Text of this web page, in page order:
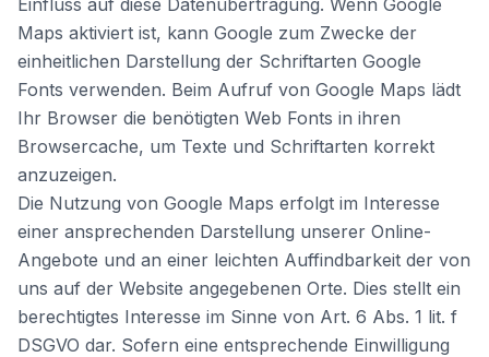
Einfluss auf diese Datenübertragung. Wenn Google
Maps aktiviert ist, kann Google zum Zwecke der
einheitlichen Darstellung der Schriftarten Google
Fonts verwenden. Beim Aufruf von Google Maps lädt
Ihr Browser die benötigten Web Fonts in ihren
Browsercache, um Texte und Schriftarten korrekt
anzuzeigen.
Die Nutzung von Google Maps erfolgt im Interesse
einer ansprechenden Darstellung unserer Online-
Angebote und an einer leichten Auffindbarkeit der von
uns auf der Website angegebenen Orte. Dies stellt ein
berechtigtes Interesse im Sinne von Art. 6 Abs. 1 lit. f
DSGVO dar. Sofern eine entsprechende Einwilligung